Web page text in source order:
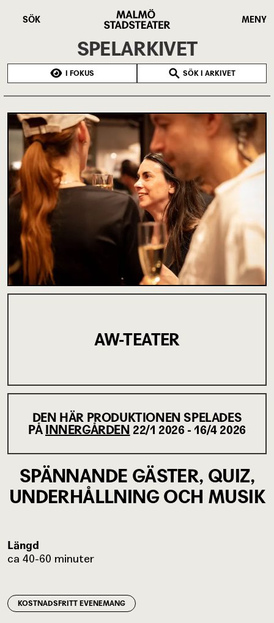
SÖK
Stadsteater
MENY
SPELARKIVET
I FOKUS SÖK I ARKIVET
AW-TEATER
DEN HÄR PRODUKTIONEN SPELADES
PÅ INNERGÅRDEN 22/1 2026 - 16/4 2026
SPÄNNANDE GÄSTER, QUIZ,
UNDERHÅLLNING OCH MUSIK
Längd
ca 40-60 minuter
KOSTNADSFRITT EVENEMANG